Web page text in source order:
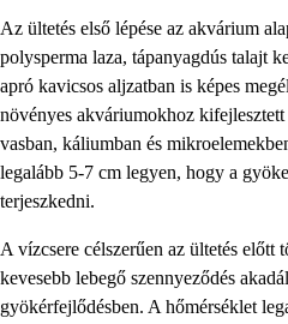
Az ültetés első lépése az akvárium
polysperma laza, tápanyagdús talajt
apró kavicsos aljzatban is képes
növényes akváriumokhoz
vasban, káliumban és
legalább 5-7 cm legyen, hogy a
terjeszkedni.
A vízcsere célszerűen az ültetés előtt
kevesebb lebegő szennyeződés
gyökérfejlődésben. A hőmérséklet